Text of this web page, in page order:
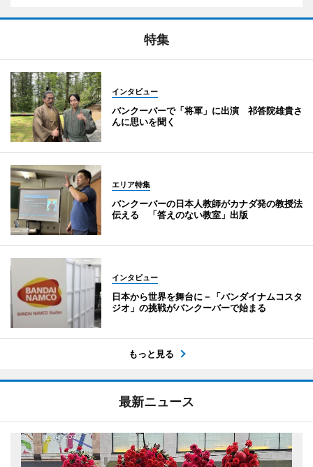
特集
インタビュー
バンクーバーで「将軍」に出演 祁答院雄貴さ
んに思いを聞く
エリア特集
バンクーバーの日本人教師がカナダ発の教授法
伝える 「答えのない教室」出版
インタビュー
日本から世界を舞台に－「バンダイナムコスタ
ジオ」の挑戦がバンクーバーで始まる
もっと見る
最新ニュース